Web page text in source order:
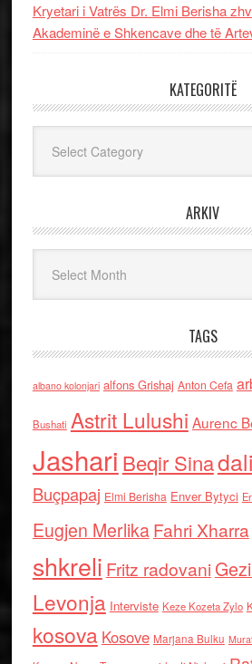
Kryetari i Vatrës Dr. Elmi Berisha
Akademinë e Shkencave dhe të
KATEGORITË
ARKIV
TAGS
albano kolonjari alfons Grishaj Anton Cefa
Bushati Astrit Lulushi Aurenc
Jashari Beqir Sina
Buçpapaj Elmi Berisha Enver Bytyci
Eugjen MerlikaFahri Xharra
shkreli Fritz radovani
Levonja Interviste Keze Kozeta Zylo
kosova Kosove Marjana Bulku